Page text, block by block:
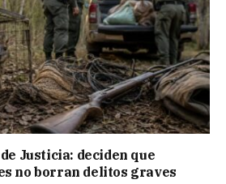
Justicia: deciden que
no borran delitos graves